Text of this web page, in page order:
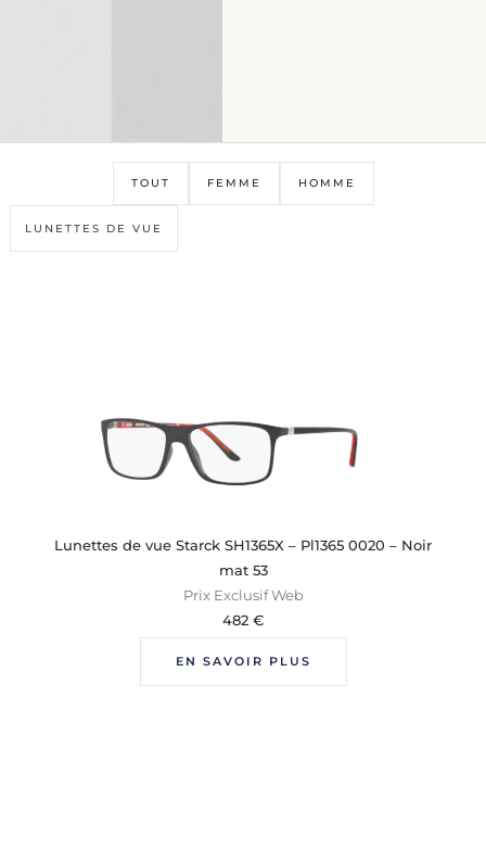
TOUT FEMME HOMME
LUNETTES DE VUE
Lunettes de vue Starck SH1365X – Pl1365 0020 – Noir
mat 53
Prix Exclusif Web
482 €
EN SAVOIR PLUS